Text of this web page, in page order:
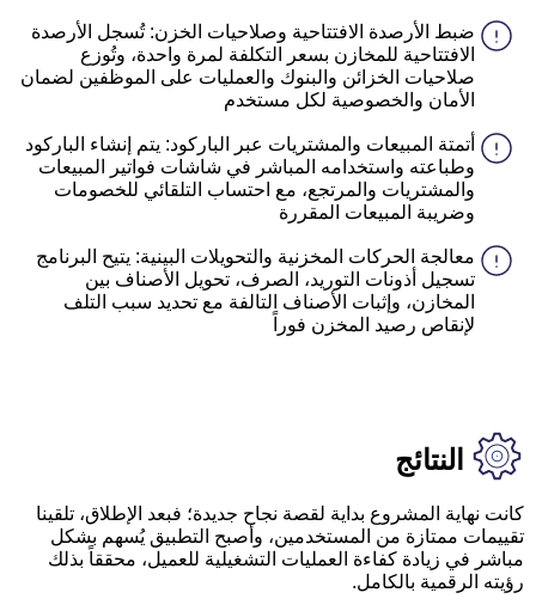
ضبط الأرصدة الافتتاحية وصلاحيات الخزن: تُسجل الأرصدة
الافتتاحية للمخازن بسعر التكلفة لمرة واحدة، وتُوزع
صلاحيات الخزائن والبنوك والعمليات على الموظفين لضمان
الأمان والخصوصية لكل مستخدم
أتمتة المبيعات والمشتريات عبر الباركود: يتم إنشاء الباركود
وطباعته واستخدامه المباشر في شاشات فواتير المبيعات
والمشتريات والمرتجع، مع احتساب التلقائي للخصومات
وضريبة المبيعات المقررة
معالجة الحركات المخزنية والتحويلات البينية: يتيح البرنامج
تسجيل أذونات التوريد، الصرف، تحويل الأصناف بين
المخازن، وإثبات الأصناف التالفة مع تحديد سبب التلف
لإنقاص رصيد المخزن فوراً
النتائج
كانت نهاية المشروع بداية لقصة نجاح جديدة؛ فبعد الإطلاق، تلقينا
تقييمات ممتازة من المستخدمين، وأصبح التطبيق يُسهم بشكل
مباشر في زيادة كفاءة العمليات التشغيلية للعميل، محققاً بذلك
رؤيته الرقمية بالكامل.